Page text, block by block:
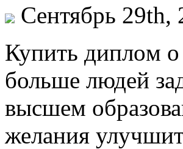
Сентябрь 29th,
Купить диплoм
больше людей
высшем
желания